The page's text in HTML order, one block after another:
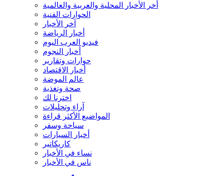
أخر الأخبار المحلية والعربية والعالمية
الحوارات الفنية
آخر الأخبار
أخبار الرياضة
فيديو العرب اليوم
أخبار النجوم
حوارات وتقارير
أخبار الاقتصاد
عالم الموضة
صحة وتغذية
اخترنا لك
آراء وتحليلات
المواضيع الأكثر قراءة
سياحة وسفر
أخبار السيارات
كاريكاتير
نساء في الأخبار
ناس في الأخبار